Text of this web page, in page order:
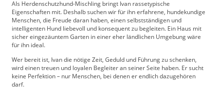
Als Herdenschutzhund-Mischling bringt Ivan rassetypische
Eigenschaften mit. Deshalb suchen wir für ihn erfahrene, hundekundige
Menschen, die Freude daran haben, einen selbstständigen und
intelligenten Hund liebevoll und konsequent zu begleiten. Ein Haus mit
sicher eingezäuntem Garten in einer eher ländlichen Umgebung wäre
für ihn ideal.
Wer bereit ist, Ivan die nötige Zeit, Geduld und Führung zu schenken,
wird einen treuen und loyalen Begleiter an seiner Seite haben. Er sucht
keine Perfektion – nur Menschen, bei denen er endlich dazugehören
darf.